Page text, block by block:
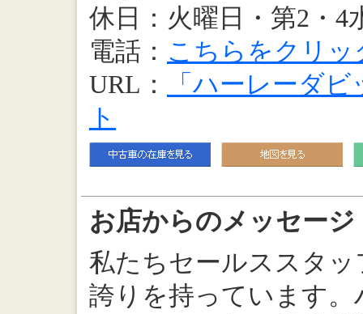
休日：火曜日・第2・4
電話： こちらをクリッ
URL：
「ハーレーダ
ト
お店からのメッセージ
私たちセールススタ
誇りを持っています